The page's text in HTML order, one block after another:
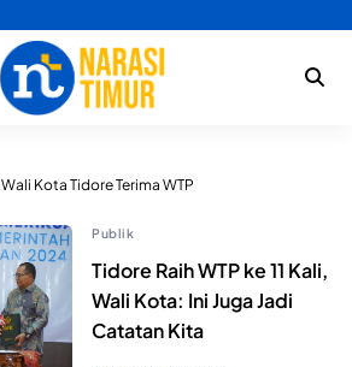
Wali Kota Tidore Terima WTP
Publik
Tidore Raih WTP ke 11 Kali,
Wali Kota: Ini Juga Jadi
Catatan Kita